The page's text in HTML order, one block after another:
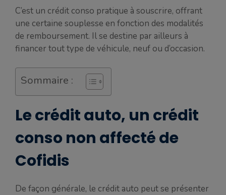
C’est un crédit conso pratique à souscrire, offrant
une certaine souplesse en fonction des modalités
de remboursement. Il se destine par ailleurs à
financer tout type de véhicule, neuf ou d’occasion.
Sommaire :
Le crédit auto, un crédit
conso non affecté de
Cofidis
De façon générale, le crédit auto peut se présenter